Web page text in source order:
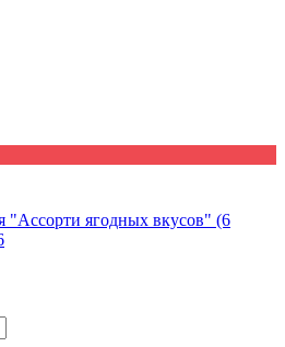
ягодных вкусов" (6